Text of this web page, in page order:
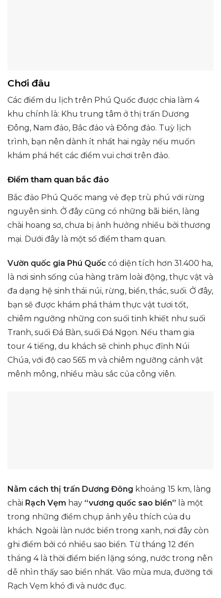
Chơi đâu
Các điểm du lịch trên Phú Quốc được chia làm 4
khu chính là: Khu trung tâm ở thị trấn Dương
Đông, Nam đảo, Bắc đảo và Đông đảo. Tuỳ lịch
trình, bạn nên dành ít nhất hai ngày nếu muốn
khám phá hết các điểm vui chơi trên đảo.
Điểm tham quan bắc đảo
Bắc đảo Phú Quốc mang vẻ đẹp trù phú với rừng
nguyên sinh. Ở đây cũng có những bãi biển, làng
chài hoang sơ, chưa bị ảnh hưởng nhiều bởi thương
mại. Dưới đây là một số điểm tham quan.
Vườn quốc gia Phú Quốc có diện tích hơn 31.400 ha,
là nơi sinh sống của hàng trăm loài động, thực vật và
đa dạng hệ sinh thái núi, rừng, biển, thác, suối. Ở đây,
bạn sẽ được khám phá thảm thực vật tươi tốt,
chiêm ngưỡng những con suối tinh khiết như suối
Tranh, suối Đá Bàn, suối Đá Ngọn. Nếu tham gia
tour 4 tiếng, du khách sẽ chinh phục đỉnh Núi
Chúa, với độ cao 565 m và chiêm ngưỡng cảnh vật
mênh mông, nhiều màu sắc của công viên.
Nằm cách thị trấn Dương Đông khoảng 15 km, làng
chài Rạch Vẹm hay “vương quốc sao biển” là một
trong những điểm chụp ảnh yêu thích của du
khách. Ngoài làn nước biển trong xanh, nơi đây còn
ghi điểm bởi có nhiều sao biển. Từ tháng 12 đến
tháng 4 là thời điểm biển lặng sóng, nước trong nên
dễ nhìn thấy sao biển nhất. Vào mùa mưa, đường tới
Rạch Vẹm khó đi và nước đục.